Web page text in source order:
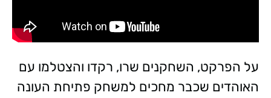
על הפרקט, השחקנים שרו, רקדו והצטלמו עם
האוהדים שכבר מחכים למשחק פתיחת העונה